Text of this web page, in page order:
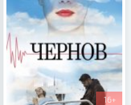
16+